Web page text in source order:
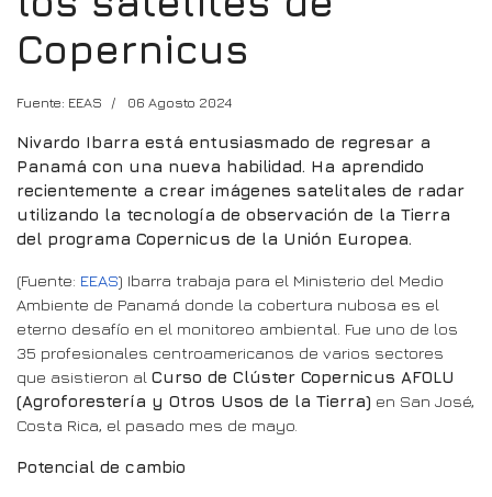
Copernicus
Fuente: EEAS 06 Agosto 2024
Nivardo Ibarra está entusiasmado de regresar a
Panamá con una nueva habilidad. Ha aprendido
recientemente a crear imágenes satelitales de radar
utilizando la tecnología de observación de la Tierra
del programa Copernicus de la Unión Europea.
(Fuente: EEAS) Ibarra trabaja para el Ministerio del Medio
Ambiente de Panamá donde la cobertura nubosa es el
eterno desafío en el monitoreo ambiental. Fue uno de los
35 profesionales centroamericanos de varios sectores
que asistieron al Curso de Clúster Copernicus AFOLU
(Agroforestería y Otros Usos de la Tierra) en San José,
Costa Rica, el pasado mes de mayo.
Potencial de cambio